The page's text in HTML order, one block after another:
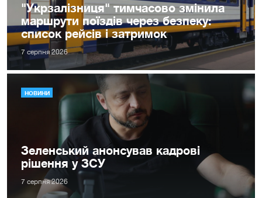
"Укрзалізниця" тимчасово змінила
маршрути поїздів через безпеку:
список рейсів і затримок
7 серпня 2026
НОВИНИ
Зеленський анонсував кадрові
рішення у ЗСУ
7 серпня 2026